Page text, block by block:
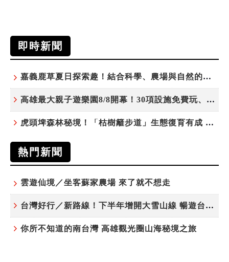
即時新聞
嘉義鹿草夏日探索趣！結合科學、農場與自然的親子小旅行
高雄最大親子遊樂園8/8開幕！30項設施免費玩、YOYO家族嗨翻暑假
虎頭埤森林秘境！「枯樹籬步道」生態復育有成 走進大自然生命教室
熱門新聞
雲遊仙境／坐客蘇家農場 來了就不想走
台灣好行／新路線！下半年增開大雪山線 暢遊台中更便利
你所不知道的南台灣 高雄觀光圈山海秘境之旅